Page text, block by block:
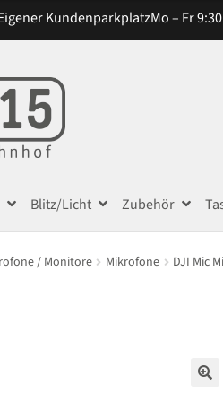
KundenparkplatzMo – Fr
Blitz/Licht Zubehör
/ Monitore Mikrofone DJI Mic